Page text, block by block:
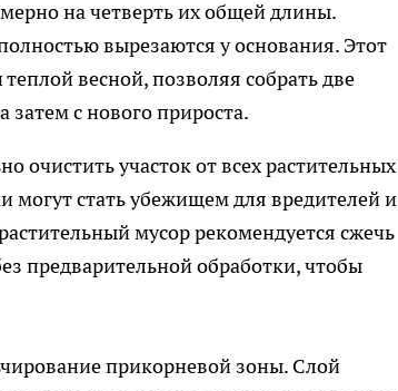
на четверть их общей длины.
вырезаются у основания. Этот
весной, позволяя собрать две
затем с нового прироста.
очистить участок от всех растительных
могут стать убежищем для вредителей и
мусор рекомендуется сжечь
предварительной обработки, чтобы
прикорневой зоны. Слой